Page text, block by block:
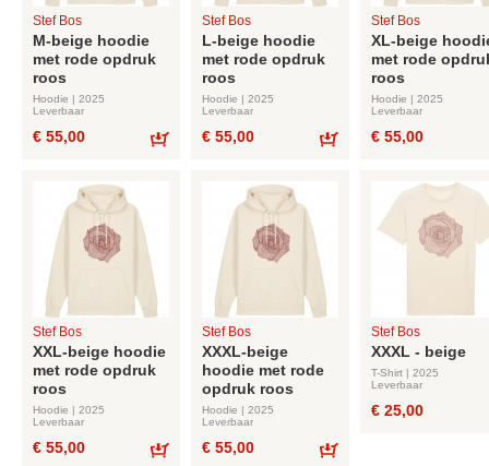
Stef Bos
M-beige hoodie
met rode opdruk
roos
Hoodie | 2025
Leverbaar
€ 55,00
Stef Bos
L-beige hoodie
met rode opdruk
roos
Hoodie | 2025
Leverbaar
€ 55,00
Stef Bos
XL-beige
met rode
roos
Hoodie | 2025
Leverbaar
€ 55,00
Stef Bos
XXL-beige hoodie
met rode opdruk
roos
Hoodie | 2025
Leverbaar
€ 55,00
Stef Bos
XXXL-beige
hoodie met rode
opdruk roos
Hoodie | 2025
Leverbaar
€ 55,00
Stef Bos
XXXL - beige
T-Shirt | 2025
Leverbaar
€ 25,00